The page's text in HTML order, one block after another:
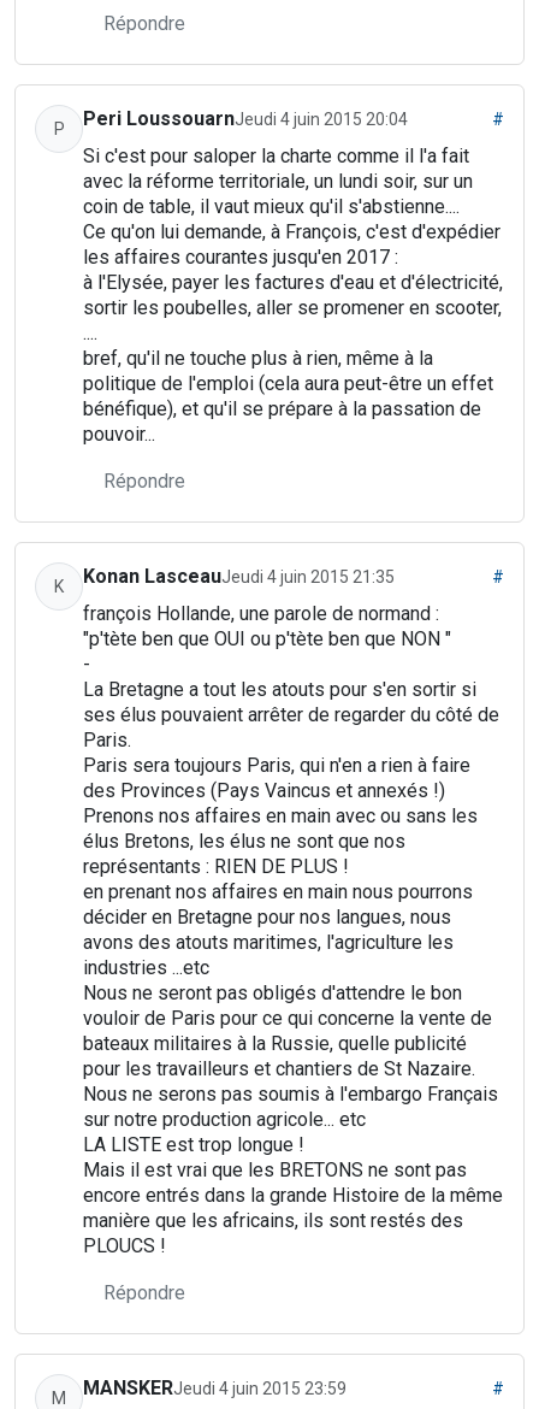
Répondre
P Peri LoussouarnJeudi 4 juin 2015 20:04 #
Si c'est pour saloper la charte comme il l'a fait
avec la réforme territoriale, un lundi soir, sur un
coin de table, il vaut mieux qu'il s'abstienne....
Ce qu'on lui demande, à François, c'est d'expédier
les affaires courantes jusqu'en 2017 :
à l'Elysée, payer les factures d'eau et d'électricité,
sortir les poubelles, aller se promener en scooter,
....
bref, qu'il ne touche plus à rien, même à la
politique de l'emploi (cela aura peut-être un effet
bénéfique), et qu'il se prépare à la passation de
pouvoir...
Répondre
K Konan LasceauJeudi 4 juin 2015 21:35 #
françois Hollande, une parole de normand :
"p'tète ben que OUI ou p'tète ben que NON "
-
La Bretagne a tout les atouts pour s'en sortir si
ses élus pouvaient arrêter de regarder du côté de
Paris.
Paris sera toujours Paris, qui n'en a rien à faire
des Provinces (Pays Vaincus et annexés !)
Prenons nos affaires en main avec ou sans les
élus Bretons, les élus ne sont que nos
représentants : RIEN DE PLUS !
en prenant nos affaires en main nous pourrons
décider en Bretagne pour nos langues, nous
avons des atouts maritimes, l'agriculture les
industries ...etc
Nous ne seront pas obligés d'attendre le bon
vouloir de Paris pour ce qui concerne la vente de
bateaux militaires à la Russie, quelle publicité
pour les travailleurs et chantiers de St Nazaire.
Nous ne serons pas soumis à l'embargo Français
sur notre production agricole... etc
LA LISTE est trop longue !
Mais il est vrai que les BRETONS ne sont pas
encore entrés dans la grande Histoire de la même
manière que les africains, ils sont restés des
PLOUCS !
Répondre
M MANSKERJeudi 4 juin 2015 23:59 #